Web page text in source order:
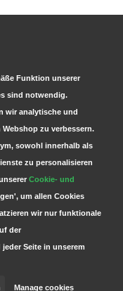
Funktion unserer
sind notwendig.
wir analytische und
zu verbessern.
sowohl innerhalb als
zu personalisieren
Cookie- und
um allen Cookies
wir nur funktionale
der
Seite in unserem
Manage cookies